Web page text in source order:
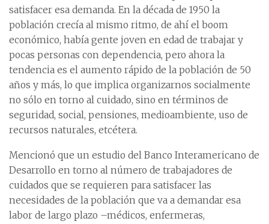
satisfacer esa demanda. En la década de 1950 la
población crecía al mismo ritmo, de ahí el boom
económico, había gente joven en edad de trabajar y
pocas personas con dependencia, pero ahora la
tendencia es el aumento rápido de la población de 50
años y más, lo que implica organizarnos socialmente
no sólo en torno al cuidado, sino en términos de
seguridad, social, pensiones, medioambiente, uso de
recursos naturales, etcétera.
Mencionó que un estudio del Banco Interamericano de
Desarrollo en torno al número de trabajadores de
cuidados que se requieren para satisfacer las
necesidades de la población que va a demandar esa
labor de largo plazo –médicos, enfermeras,